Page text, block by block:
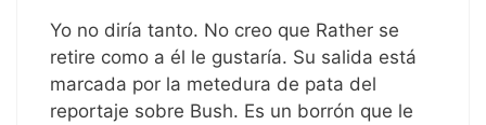
Yo no diría tanto. No creo que Rather se
retire como a él le gustaría. Su salida está
marcada por la metedura de pata del
reportaje sobre Bush. Es un borrón que le